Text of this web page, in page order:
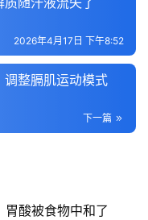
2026年4月17日 下午8:52
调整膈肌运动模式
下一篇
酸被食物中和了